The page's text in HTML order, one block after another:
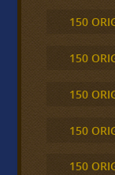
150
150
150
150
150